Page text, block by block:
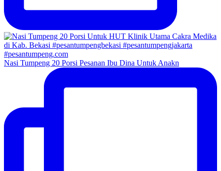
Nasi Tumpeng 20 Porsi Pesanan Ibu Dina Untuk Anakn